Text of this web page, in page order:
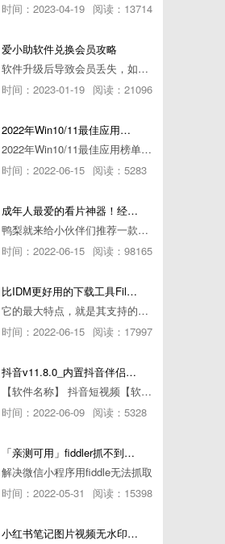
时间：2023-04-19 阅读：13714
爱小助软件兑换会员攻略
软件升级后导致会员丢失，如何快速兑换会员详细攻略
时间：2023-01-19 阅读：21096
2022年Win10/11最佳应用榜单出炉！ 你都用过几个？
2022年Win10/11最佳应用榜单出炉！ 你都用过几个？
时间：2022-06-15 阅读：5283
成年人最爱的看片神器！经久耐用-白嫖全网资源
鸭梨就来给小伙伴们推荐一款经久耐用的良心播放器，资源齐全无广告，可以放心使用~
时间：2022-06-15 阅读：98165
比IDM更好用的下载工具File Centipede文件蜈蚣-秒杀迅雷-直接飞起！
它的最大特点，就是其支持的下载协议几乎是市面上最全面的，包括HTTP/FTP、BT种子、磁力链接，m3u8流任务（AES-128解密）。
时间：2022-06-15 阅读：17997
抖音v11.8.0_内置抖音伴侣/视频去水印
【软件名称】 抖音短视频【软件版本】 11.8.0【软件大小】 83.74M【是否Root】不需要【测试机型】PCML10 [oppo Reno Ace]【文字介绍】 抖音短视频app是一款很有意思娱
时间：2022-06-09 阅读：5328
「亲测可用」fiddler抓不到pc端微信小程序包解决方案
解决微信小程序用fiddle无法抓取
时间：2022-05-31
阅读：15398
小红书笔记图片视频无水印批量下载软件使用教程